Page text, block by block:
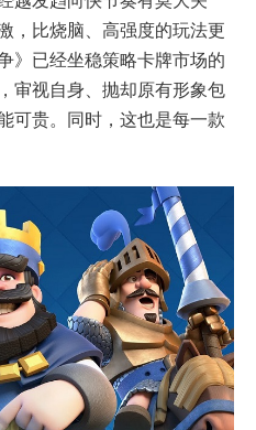
，比烧脑、高强度的玩法更
》已经坐稳策略卡牌市场的
审视自身、抛却原有形象包
可贵。同时，这也是每一款